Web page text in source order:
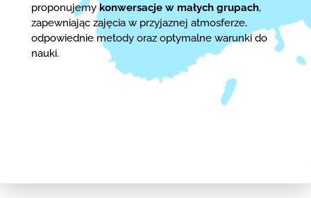
proponujemykonwersacje w małych grupach,
zapewniając zajęcia w przyjaznej atmosferze,
odpowiednie metody oraz optymalne warunki do
nauki.